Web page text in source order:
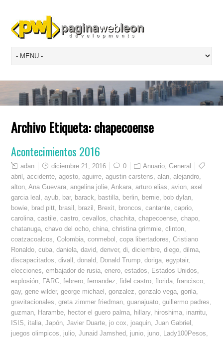
Archivo Etiqueta:chapecoense
Acontecimientos 2016
adan diciembre 21, 2016 0 Anuario ,General
abril
,accidente ,agosto ,aguirre ,agustin carstens ,alan ,alejandro
alton ,Ana Guevara ,angelina jolie ,Ankara ,arturo elias ,avion ,axel
garcia leal
,ayub bar, barack bastilla berlin bernie bob dylan
bowie
brad pitt brasil brazil Brexit broncos ,cantante ,caprio
carolina ,castile ,castro ,cevallos ,chachita ,chapecoense ,chapo
chatanuga ,chavo del ocho ,china ,christina grimmie ,clinton
coatzacoalcos ,Colombia ,conmebol ,copa libertadores ,Cristiano
Ronaldo ,cuba ,daniela ,david ,denver,di ,diciembre ,diego ,dilma
discapacitados ,divall ,donald Donald Trump ,doriga ,egyptair,
elecciones ,embajador de rusia ,enero ,estados Estados Unidos
explosión
FARC ,febrero ,fernandez ,fidel castro ,florida ,francisco
gay,gene wilder,george michael ,gonzalez ,gonzalo vega ,gorila
gravitacionales ,greta zimmer friedman ,guanajuato ,guillermo padres
guzman
Harambe hector el guero palma hillary, hiroshima inarritu
ISIS
italia ,Japón ,Javier Duarte jo cox joaquin ,Juan Gabriel
juegos olimpicos
julio ,Junaid Jamshed junio juno Lady100Pesos